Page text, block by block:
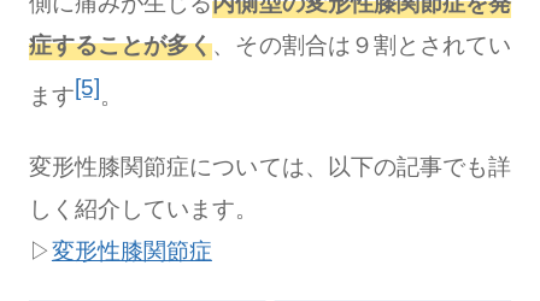
症することが多く、その割合は９割とされてい
ます[5]。
変形性膝関節症については、以下の記事でも詳
しく紹介しています。
▷変形性膝関節症